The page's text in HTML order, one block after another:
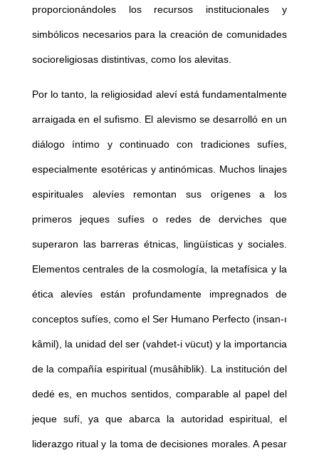
proporcionándoles los recursos institucionales y
simbólicos necesarios para la creación de comunidades
socioreligiosas distintivas, como los alevitas.
Por lo tanto, la religiosidad aleví está fundamentalmente
arraigada en el sufismo. El alevismo se desarrolló en un
diálogo íntimo y continuado con tradiciones sufíes,
especialmente esotéricas y antinómicas. Muchos linajes
espirituales alevíes remontan sus orígenes a los
primeros jeques sufíes o redes de derviches que
superaron las barreras étnicas, lingüísticas y sociales.
Elementos centrales de la cosmología, la metafísica y la
ética alevíes están profundamente impregnados de
conceptos sufíes, como el Ser Humano Perfecto (insan-ı
kâmil), la unidad del ser (vahdet-i vücut) y la importancia
de la compañía espiritual (musâhiblik). La institución del
dedé es, en muchos sentidos, comparable al papel del
jeque sufí, ya que abarca la autoridad espiritual, el
liderazgo ritual y la toma de decisiones morales. A pesar